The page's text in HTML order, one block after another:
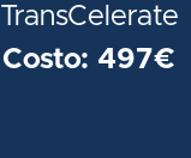
TransCelerate
Costo: 497€